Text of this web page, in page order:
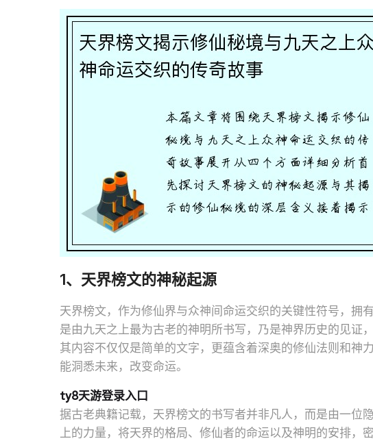
1、天界榜文的神秘起源
天界榜文，作为修仙界与众神间命运交织的关键性符号，拥
是由九天之上最为古老的神明所书写，乃是神界历史的见证
其内容不仅仅是简单的文字，更蕴含着深奥的修仙法则和神
能洞悉未来，改变命运。
ty8天游登录入口
据古老典籍记载，天界榜文的书写者并非凡人，而是由一位
上的力量，将天界的格局、修仙者的命运以及神明的安排，